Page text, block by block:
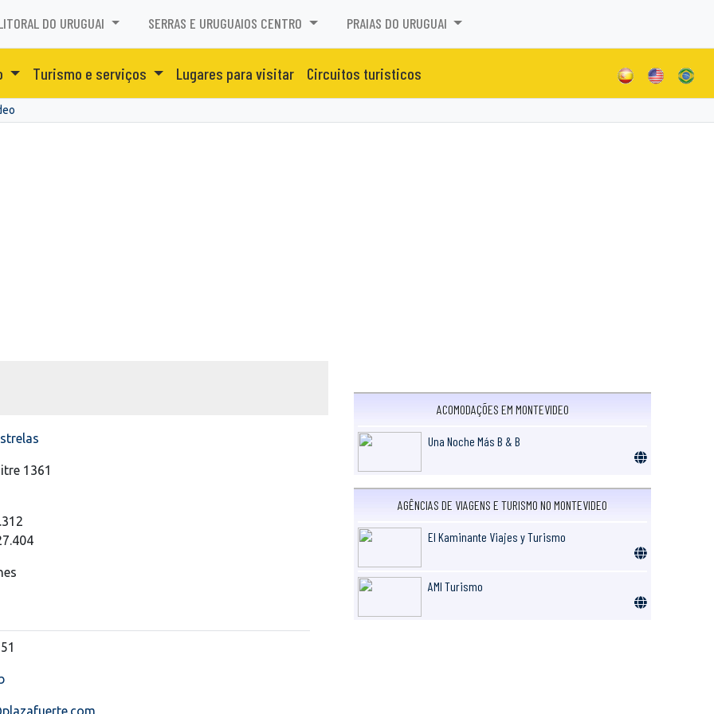
DO URUGUAI SERRAS E URUGUAIOS CENTRO PRAIAS DO URUGUAI
Turismo e serviços Lugares para visitar Circuitos turisticos
1361
ACOMODAÇÕES EM MONTEVIDEO
Una Noche Más B & B
AGÊNCIAS DE VIAGENS E TURISMO NO MONTEVIDEO
El Kaminante Viajes y Turismo
AMI Turismo